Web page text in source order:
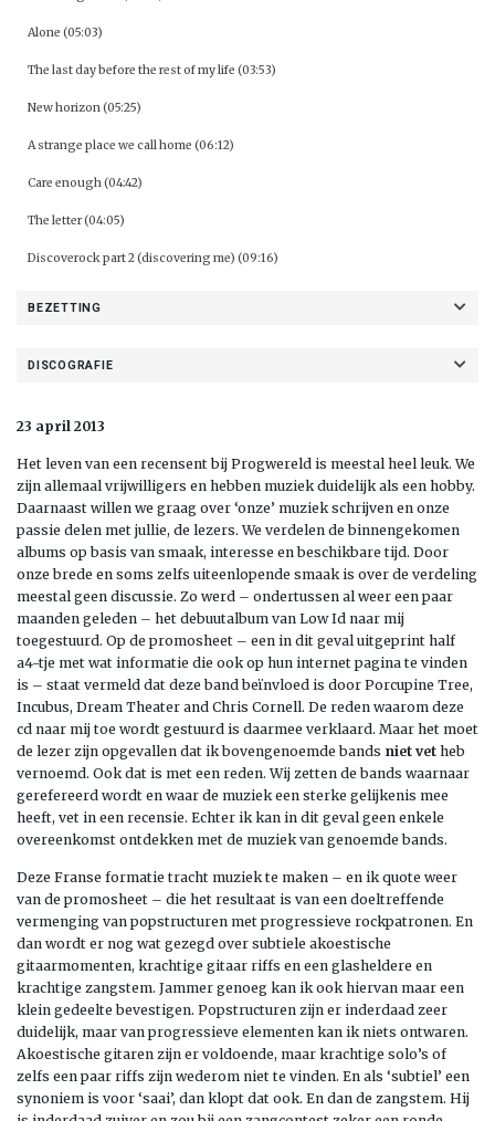
Alone (05:03)
The last day before the rest of my life (03:53)
New horizon (05:25)
A strange place we call home (06:12)
Care enough (04:42)
The letter (04:05)
Discoverock part 2 (discovering me) (09:16)
BEZETTING
DISCOGRAFIE
23 april 2013
Het leven van een recensent bij Progwereld is meestal heel leuk. We
zijn allemaal vrijwilligers en hebben muziek duidelijk als een hobby.
Daarnaast willen we graag over ‘onze’ muziek schrijven en onze
passie delen met jullie, de lezers. We verdelen de binnengekomen
albums op basis van smaak, interesse en beschikbare tijd. Door
onze brede en soms zelfs uiteenlopende smaak is over de verdeling
meestal geen discussie. Zo werd – ondertussen al weer een paar
maanden geleden – het debuutalbum van Low Id naar mij
toegestuurd. Op de promosheet – een in dit geval uitgeprint half
a4-tje met wat informatie die ook op hun internet pagina te vinden
is – staat vermeld dat deze band beïnvloed is door Porcupine Tree,
Incubus, Dream Theater and Chris Cornell. De reden waarom deze
cd naar mij toe wordt gestuurd is daarmee verklaard. Maar het moet
de lezer zijn opgevallen dat ik bovengenoemde bands niet vet heb
vernoemd. Ook dat is met een reden. Wij zetten de bands waarnaar
gerefereerd wordt en waar de muziek een sterke gelijkenis mee
heeft, vet in een recensie. Echter ik kan in dit geval geen enkele
overeenkomst ontdekken met de muziek van genoemde bands.
Deze Franse formatie tracht muziek te maken – en ik quote weer
van de promosheet – die het resultaat is van een doeltreffende
vermenging van popstructuren met progressieve rockpatronen. En
dan wordt er nog wat gezegd over subtiele akoestische
gitaarmomenten, krachtige gitaar riffs en een glasheldere en
krachtige zangstem. Jammer genoeg kan ik ook hiervan maar een
klein gedeelte bevestigen. Popstructuren zijn er inderdaad zeer
duidelijk, maar van progressieve elementen kan ik niets ontwaren.
Akoestische gitaren zijn er voldoende, maar krachtige solo’s of
zelfs een paar riffs zijn wederom niet te vinden. En als ‘subtiel’ een
synoniem is voor ‘saai’, dan klopt dat ook. En dan de zangstem. Hij